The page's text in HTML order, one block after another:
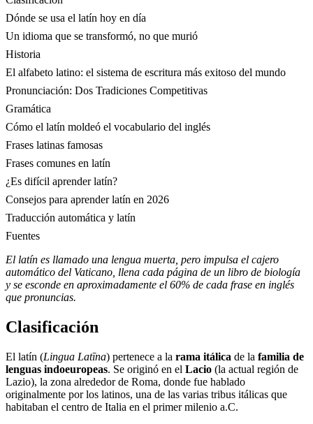
Dónde se usa el latín hoy en día
Un idioma que se transformó, no que murió
Historia
El alfabeto latino: el sistema de escritura más exitoso del mundo
Pronunciación: Dos Tradiciones Competitivas
Gramática
Cómo el latín moldeó el vocabulario del inglés
Frases latinas famosas
Frases comunes en latín
¿Es difícil aprender latín?
Consejos para aprender latín en 2026
Traducción automática y latín
Fuentes
El latín es llamado una lengua muerta, pero impulsa el cajero
automático del Vaticano, llena cada página de un libro de biología
y se esconde en aproximadamente el 60% de cada frase en inglés
que pronuncias.
Clasificación
El latín (Lingua Latīna) pertenece a la rama itálica de la familia de
lenguas indoeuropeas. Se originó en el Lacio (la actual región de
Lazio), la zona alrededor de Roma, donde fue hablado
originalmente por los latinos, una de las varias tribus itálicas que
habitaban el centro de Italia en el primer milenio a.C.